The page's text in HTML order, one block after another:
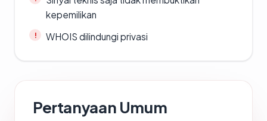
kepemilikan
WHOIS dilindungi privasi
Pertanyaan Umum